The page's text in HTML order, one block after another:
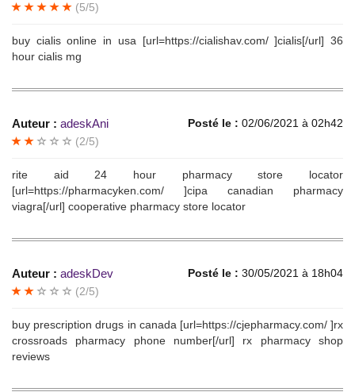
(5/5)
buy cialis online in usa [url=https://cialishav.com/ ]cialis[/url] 36
hour cialis mg
Auteur : adeskAni Posté le : 02/06/2021 à 02h42
(2/5)
rite aid 24 hour pharmacy store locator
[url=https://pharmacyken.com/ ]cipa canadian pharmacy
viagra[/url] cooperative pharmacy store locator
Auteur : adeskDev Posté le : 30/05/2021 à 18h04
(2/5)
buy prescription drugs in canada [url=https://cjepharmacy.com/ ]rx
crossroads pharmacy phone number[/url] rx pharmacy shop
reviews